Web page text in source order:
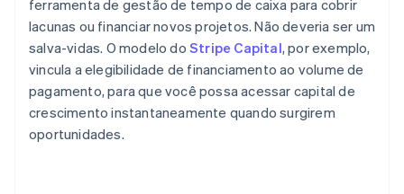
ferramenta de gestão de tempo de caixa para cobrir
lacunas ou financiar novos projetos. Não deveria ser um
salva-vidas. O modelo do Stripe Capital, por exemplo,
vincula a elegibilidade de financiamento ao volume de
pagamento, para que você possa acessar capital de
crescimento instantaneamente quando surgirem
oportunidades.